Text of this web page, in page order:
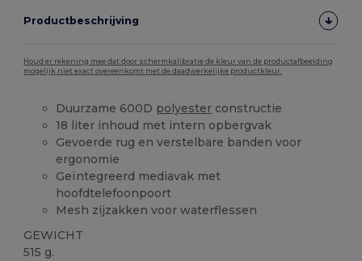
Productbeschrijving
Houd er rekening mee dat door schermkalibratie de kleur van de productafbeelding
mogelijk niet exact overeenkomt met de daadwerkelijke productkleur.
Duurzame 600D polyester constructie
18 liter inhoud met intern opbergvak
Gevoerde rug en verstelbare banden voor
ergonomie
Geïntegreerd mediavak met
hoofdtelefoonpoort
Mesh zijzakken voor waterflessen
GEWICHT
515 g.